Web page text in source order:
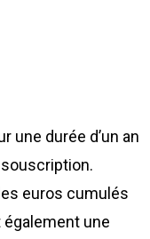
une durée d’un an
euros cumulés
une